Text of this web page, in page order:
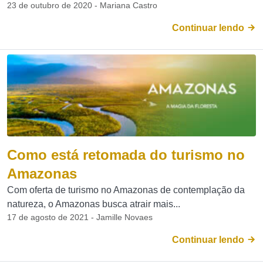
23 de outubro de 2020 - Mariana Castro
Continuar lendo
Como está retomada do turismo no
Amazonas
Com oferta de turismo no Amazonas de contemplação da
natureza, o Amazonas busca atrair mais...
17 de agosto de 2021 - Jamille Novaes
Continuar lendo